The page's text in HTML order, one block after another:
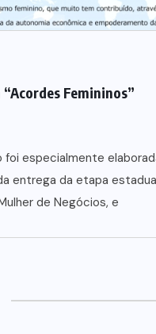
Femininos”
especialmente
entrega da etapa
de Negócios, e